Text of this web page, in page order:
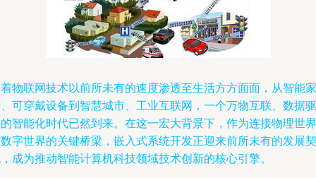
物联网技术以前所未有的速度渗透至生活方方面面，从智能家
可穿戴设备到智慧城市、工业互联网，一个万物互联、数据驱
智能化时代已然到来。在这一宏大背景下，作为连接物理世界
字世界的关键桥梁，嵌入式系统开发正迎来前所未有的发展契
成为推动智能计算机科技领域技术创新的核心引擎。